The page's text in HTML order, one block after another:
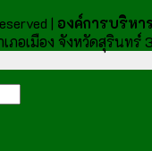
| องค์การบริห
ภอเมือง จังหวัดสุรินทร์